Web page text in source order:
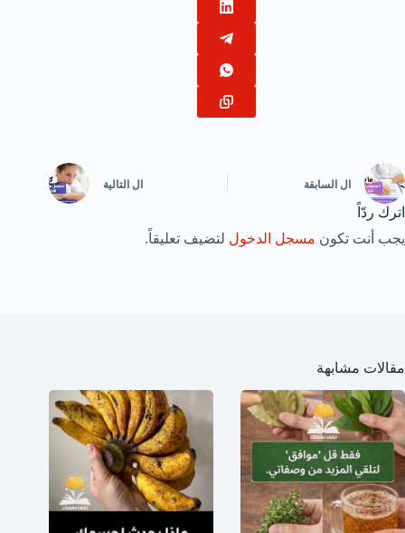
ال السابقة ال التالية
اترك ردّاً
يجب أنت تكون مسجل الدخول لتضيف تعليقاً.
مقالات مشابهة